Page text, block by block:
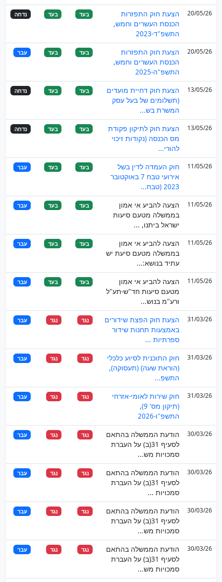
20/05/26
הצעת חוק התפזרות
הכנסת העשרים וחמש,
התשפ"ד-2023
בעד בעד נדחה
20/05/26
הצעת חוק התפזרות
הכנסת העשרים וחמש,
התשפ"ה-2025
בעד בעד עבר
13/05/26
הצעת חוק דחיית מועדים
(תשלומים של בעל עסק
המשרת בש...
בעד בעד נדחה
13/05/26
הצעת חוק לתיקון פקודת
מס הכנסה (נקודות זיכוי
להורי...
בעד בעד נדחה
11/05/26
חוק העמדה לדין בשל
אירועי טבח 7 באוקטובר
2023 (טבח...
בעד בעד עבר
11/05/26
הצעה להביע אי אמון
בממשלה מטעם סיעות
ישראל ביתנו, ...
בעד בעד עבר
11/05/26
הצעה להביע אי אמון
בממשלה מטעם סיעת יש
עתיד בנושא:...
בעד בעד עבר
11/05/26
הצעה להביע אי אמון
מטעם סיעות חד"ש-תע"ל
ורע"מ בנוש...
בעד בעד עבר
31/03/26
הצעת חוק הפצת שידורים
באמצעות תחנות שידור
ספרתיות ...
נגד נגד עבר
31/03/26
חוק התוכנית לסיוע כלכלי
(הוראת שעה) (תעסוקה),
התשפ...
נגד נגד עבר
31/03/26
חוק שירות לאומי-אזרחי
(תיקון מס' 9),
התשפ"ו-2026
נגד נגד עבר
30/03/26
הודעת הממשלה בהתאם
לסעיף 31(ב) על העברת
סמכויות מש...
נגד נגד עבר
30/03/26
הודעת הממשלה בהתאם
לסעיף 31(ב) על העברת
סמכויות ...
נגד נגד עבר
30/03/26
הודעת הממשלה בהתאם
לסעיף 31(ב) על העברת
סמכויות מש...
נגד נגד עבר
30/03/26
הודעת הממשלה בהתאם
לסעיף 31(ב) על העברת
סמכויות מש...
נגד נגד עבר